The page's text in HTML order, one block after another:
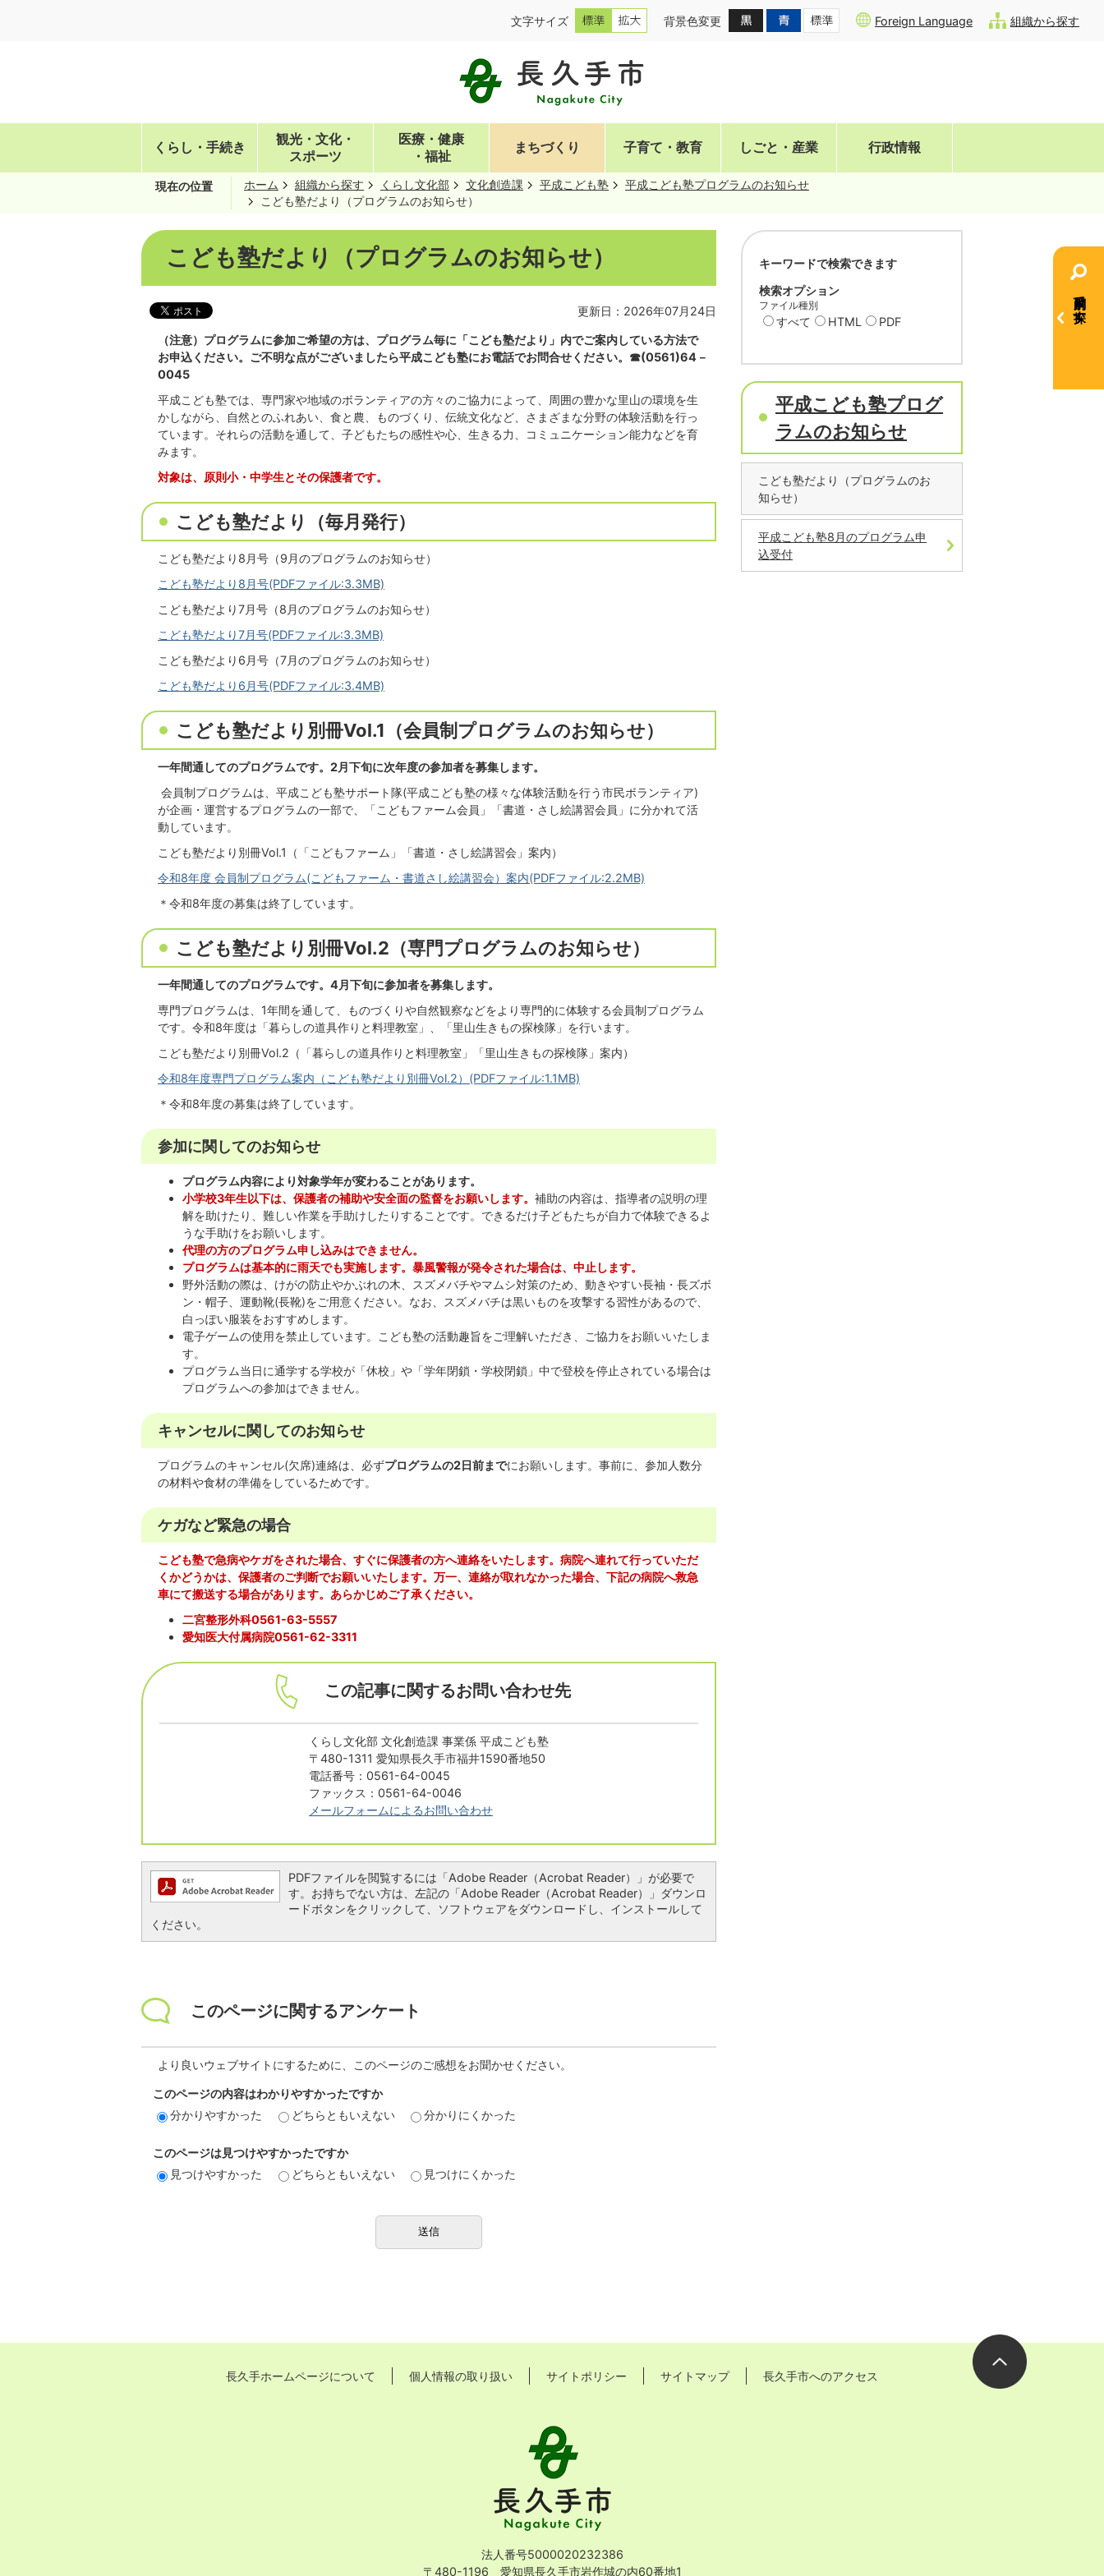
文字サイズ 背景色変更 Foreign Language 組織から探す
くらし・手続き
観光・文化・
スポーツ
医療・健康
・福祉
まちづくり 子育て・教育 しごと・産業 行政情報
目的別で探す
現在の位置 ホーム 組織から探す くらし文化部 文化創造課 平成こども塾
平成こども塾プログラムのお知らせ
こども塾だより（プログラムのお知らせ）
こども塾だより（プログラムのお知らせ）
更新日：2026年07月24日
（注意）プログラムに参加ご希望の方は、プログラム毎に「こども塾だより」内でご案内している方法で
お申込ください。ご不明な点がございましたら平成こども塾にお電話でお問合せください。☎(0561)64－
0045
平成こども塾では、専門家や地域のボランティアの方々のご協力によって、周囲の豊かな里山の環境を生
かしながら、自然とのふれあい、食と農、ものづくり、伝統文化など、さまざまな分野の体験活動を行っ
ています。それらの活動を通して、子どもたちの感性や心、生きる力、コミュニケーション能力などを育
みます。
対象は、原則小・中学生とその保護者です。
こども塾だより（毎月発行）
こども塾だより8月号（9月のプログラムのお知らせ）
こども塾だより8月号(PDFファイル:3.3MB)
こども塾だより7月号（8月のプログラムのお知らせ）
こども塾だより7月号(PDFファイル:3.3MB)
こども塾だより6月号（7月のプログラムのお知らせ）
こども塾だより6月号(PDFファイル:3.4MB)
こども塾だより別冊Vol.1（会員制プログラムのお知らせ）
一年間通してのプログラムです。2月下旬に次年度の参加者を募集します。
会員制プログラムは、平成こども塾サポート隊(平成こども塾の様々な体験活動を行う市民ボランティア)
が企画・運営するプログラムの一部で、「こどもファーム会員」「書道・さし絵講習会員」に分かれて活
動しています。
こども塾だより別冊Vol.1（「こどもファーム」「書道・さし絵講習会」案内）
令和8年度 会員制プログラム(こどもファーム・書道さし絵講習会）案内(PDFファイル:2.2MB)
＊令和8年度の募集は終了しています。
こども塾だより別冊Vol.2（専門プログラムのお知らせ）
一年間通してのプログラムです。4月下旬に参加者を募集します。
専門プログラムは、1年間を通して、ものづくりや自然観察などをより専門的に体験する会員制プログラム
です。令和8年度は「暮らしの道具作りと料理教室」、「里山生きもの探検隊」を行います。
こども塾だより別冊Vol.2（「暮らしの道具作りと料理教室」「里山生きもの探検隊」案内）
令和8年度専門プログラム案内（こども塾だより別冊Vol.2）(PDFファイル:1.1MB)
＊令和8年度の募集は終了しています。
参加に関してのお知らせ
プログラム内容により対象学年が変わることがあります。
小学校3年生以下は、保護者の補助や安全面の監督をお願いします。補助の内容は、指導者の説明の理
解を助けたり、難しい作業を手助けしたりすることです。できるだけ子どもたちが自力で体験できるよ
うな手助けをお願いします。
代理の方のプログラム申し込みはできません。
プログラムは基本的に雨天でも実施します。暴風警報が発令された場合は、中止します。
野外活動の際は、けがの防止やかぶれの木、スズメバチやマムシ対策のため、動きやすい長袖・長ズボ
ン・帽子、運動靴(長靴)をご用意ください。なお、スズメバチは黒いものを攻撃する習性があるので、
白っぽい服装をおすすめします。
電子ゲームの使用を禁止しています。こども塾の活動趣旨をご理解いただき、ご協力をお願いいたしま
す。
プログラム当日に通学する学校が「休校」や「学年閉鎖・学校閉鎖」中で登校を停止されている場合は
プログラムへの参加はできません。
キャンセルに関してのお知らせ
プログラムのキャンセル(欠席)連絡は、必ずプログラムの2日前までにお願いします。事前に、参加人数分
の材料や食材の準備をしているためです。
ケガなど緊急の場合
こども塾で急病やケガをされた場合、すぐに保護者の方へ連絡をいたします。病院へ連れて行っていただ
くかどうかは、保護者のご判断でお願いいたします。万一、連絡が取れなかった場合、下記の病院へ救急
車にて搬送する場合があります。あらかじめご了承ください。
二宮整形外科0561-63-5557
愛知医大付属病院0561-62-3311
この記事に関するお問い合わせ先
くらし文化部 文化創造課 事業係 平成こども塾
〒480-1311 愛知県長久手市福井1590番地50
電話番号：0561-64-0045
ファックス：0561-64-0046
メールフォームによるお問い合わせ
PDFファイルを閲覧するには「Adobe Reader（Acrobat Reader）」が必要で
す。お持ちでない方は、左記の「Adobe Reader（Acrobat Reader）」ダウンロ
ードボタンをクリックして、ソフトウェアをダウンロードし、インストールして
ください。
このページに関するアンケート
より良いウェブサイトにするために、このページのご感想をお聞かせください。
このページの内容はわかりやすかったですか
分かりやすかった
どちらともいえない 分かりにくかった
このページは見つけやすかったですか
見つけやすかった
どちらともいえない 見つけにくかった
キーワードで検索できます
検索オプション
ファイル種別
すべて HTML PDF
平成こども塾プログ
ラムのお知らせ
こども塾だより（プログラムのお
知らせ）
平成こども塾8月のプログラム申
込受付
長久手ホームページについて 個人情報の取り扱い サイトポリシー サイトマップ 長久手市へのアクセス
Nagakute
City
法人番号5000020232386
〒480-1196 愛知県長久手市岩作城の内60番地1